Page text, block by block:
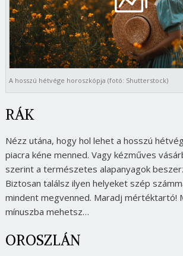
A hosszú hétvége horoszkópja (fotó: Shutterstock)
RÁK
Nézz utána, hogy hol lehet a hosszú
piacra kéne menned. Vagy kézműves
szerint a természetes alapanyagok
Biztosan találsz ilyen helyeket szép
mindent megvenned. Maradj mértéktartó!
mínuszba mehetsz…
OROSZLÁN